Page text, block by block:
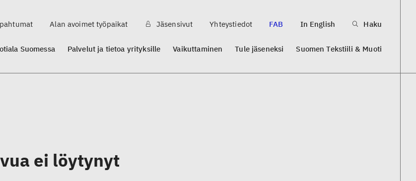
Alan avoimet työpaikat Jäsensivut Yhteystiedot FAB In English Haku
Suomessa Palvelut ja tietoa yrityksille Vaikuttaminen Tule jäseneksi Suomen Tekstiili & Muoti
ei löytynyt